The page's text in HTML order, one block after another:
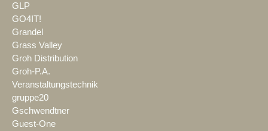
GLP
GO4IT!
Grandel
Grass Valley
Groh Distribution
Groh-P.A.
Veranstaltungstechnik
gruppe20
Gschwendtner
Guest-One